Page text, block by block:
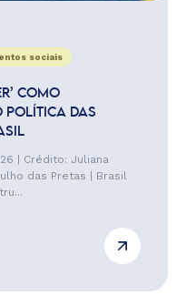
sociais
COMO
POLÍTICA DAS
| Crédito: Juliana
das Pretas | Brasil